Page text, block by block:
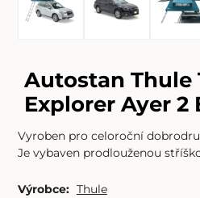
Autostan Thule
Explorer Ayer 2
Vyroben pro celoroční
Je vybaven prodlouženou
Výrobce: Thule